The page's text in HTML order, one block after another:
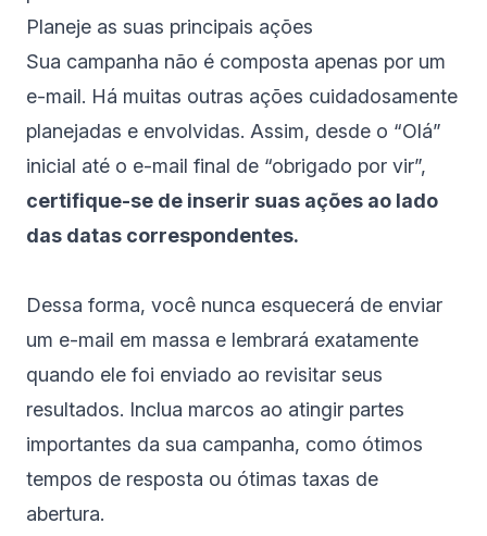
Planeje as suas principais ações
Sua campanha não é composta apenas por um
e-mail. Há muitas outras ações cuidadosamente
planejadas e envolvidas. Assim, desde o “Olá”
inicial até o e-mail final de “obrigado por vir”,
certifique-se de inserir suas ações ao lado
das datas correspondentes.
Dessa forma, você nunca esquecerá de enviar
um e-mail em massa e lembrará exatamente
quando ele foi enviado ao revisitar seus
resultados. Inclua marcos ao atingir partes
importantes da sua campanha, como ótimos
tempos de resposta ou ótimas taxas de
abertura.